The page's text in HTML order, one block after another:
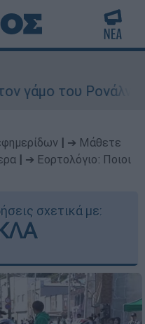
στη
➔ Μάθετε
➔ Εορτολόγιο: Ποιοι
σχετικά με: